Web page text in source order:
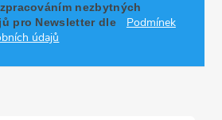
nezbytných
pro Newsletter dle
Podmínek
údajů